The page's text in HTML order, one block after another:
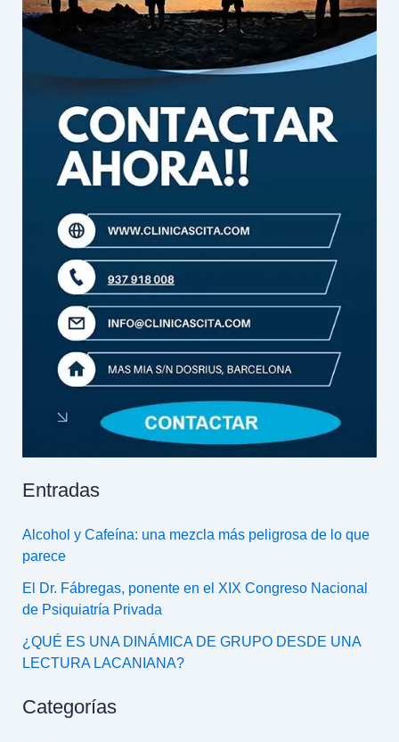
Entradas
Alcohol y Cafeína: una mezcla más peligrosa de lo que
parece
El Dr. Fábregas, ponente en el XIX Congreso Nacional
de Psiquiatría Privada
¿QUÉ ES UNA DINÁMICA DE GRUPO DESDE UNA
LECTURA LACANIANA?
Categorías